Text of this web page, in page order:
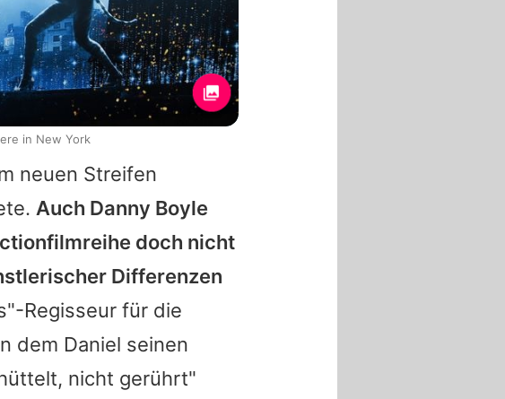
neuen Streifen
Auch Danny Boyle
doch nicht
Differenzen
Regisseur für die
dem Daniel seinen
nicht gerührt"
in New York